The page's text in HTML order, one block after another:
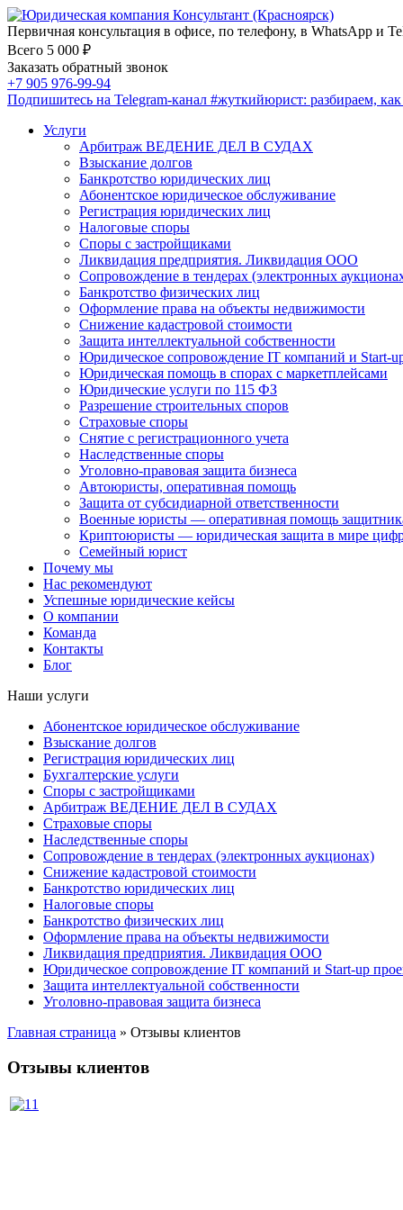
Первичная консультация в офисе, по телефону, в WhatsApp и
Всего 5 000 ₽
Заказать обратный звонок
+7 905 976-99-94
Подпишитесь на Telegram-канал #жуткийюрист: разбираем,
Услуги
Арбитраж ВЕДЕНИЕ ДЕЛ В СУДАХ
Взыскание долгов
Банкротство юридических лиц
Абонентское юридическое обслуживание
Регистрация юридических лиц
Налоговые споры
Споры с застройщиками
Ликвидация предприятия. Ликвидация ООО
Сопровождение в тендерах (электронных
Банкротство физических лиц
Оформление права на объекты недвижимости
Снижение кадастровой стоимости
Защита интеллектуальной собственности
Юридическое сопровождение IT компаний и Start-
Юридическая помощь в спорах с маркетплейсами
Юридические услуги по 115 ФЗ
Разрешение строительных споров
Страховые споры
Снятие с регистрационного учета
Наследственные споры
Уголовно-правовая защита бизнеса
Автоюристы, оперативная помощь
Защита от субсидиарной ответственности
Военные юристы — оперативная помощь
Криптоюристы — юридическая защита в мире
Семейный юрист
Почему мы
Нас рекомендуют
Успешные юридические кейсы
О компании
Команда
Контакты
Блог
Наши услуги
Абонентское юридическое обслуживание
Взыскание долгов
Регистрация юридических лиц
Бухгалтерские услуги
Споры с застройщиками
Арбитраж ВЕДЕНИЕ ДЕЛ В СУДАХ
Страховые споры
Наследственные споры
Сопровождение в тендерах (электронных аукционах)
Снижение кадастровой стоимости
Банкротство юридических лиц
Налоговые споры
Банкротство физических лиц
Оформление права на объекты недвижимости
Ликвидация предприятия. Ликвидация ООО
Юридическое сопровождение IT компаний и Start-up
Защита интеллектуальной собственности
Уголовно-правовая защита бизнеса
Главная страница » Отзывы клиентов
Отзывы клиентов
1